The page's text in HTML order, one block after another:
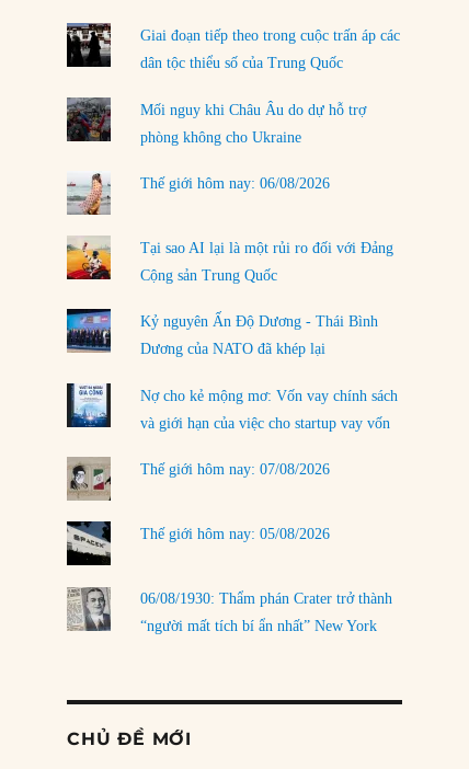
Làm thế nào để kết thúc Chiến tranh Iran?
01/08/2026
Chiến lược kế tiếp của Bắc Kinh ở Biển Đông
31/07/2026
Trật tự thế giới mới: Các nước nhỏ sẽ luôn
phải chịu đựng?
30/07/2026
LOAD MORE
Giai đoạn tiếp theo trong cuộc trấn áp các
dân tộc thiểu số của Trung Quốc
Mối nguy khi Châu Âu do dự hỗ trợ
phòng không cho Ukraine
Thế giới hôm nay: 06/08/2026
Tại sao AI lại là một rủi ro đối với Đảng
Cộng sản Trung Quốc
Kỷ nguyên Ấn Độ Dương - Thái Bình
Dương của NATO đã khép lại
Nợ cho kẻ mộng mơ: Vốn vay chính sách
và giới hạn của việc cho startup vay vốn
Thế giới hôm nay: 07/08/2026
Thế giới hôm nay: 05/08/2026
06/08/1930: Thẩm phán Crater trở thành
“người mất tích bí ẩn nhất” New York
CHỦ ĐỀ MỚI